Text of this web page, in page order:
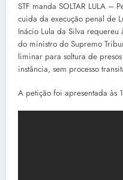
STF manda SOLTAR LULA –
cuida da execução penal de
Inácio Lula da Silva requereu
do ministro do Supremo
liminar para soltura de
instância, sem processo
A petição foi apresentada às